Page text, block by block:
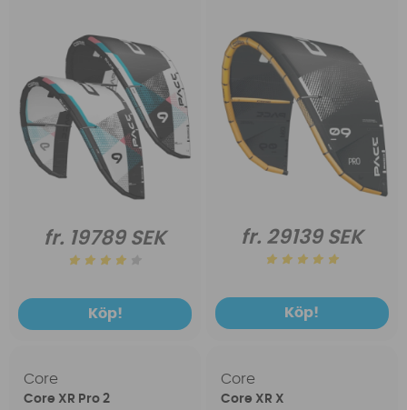
fr. 19789 SEK
Köp!
fr. 29139 SEK
Köp!
Core
Core XR Pro 2
Core
Core XR X